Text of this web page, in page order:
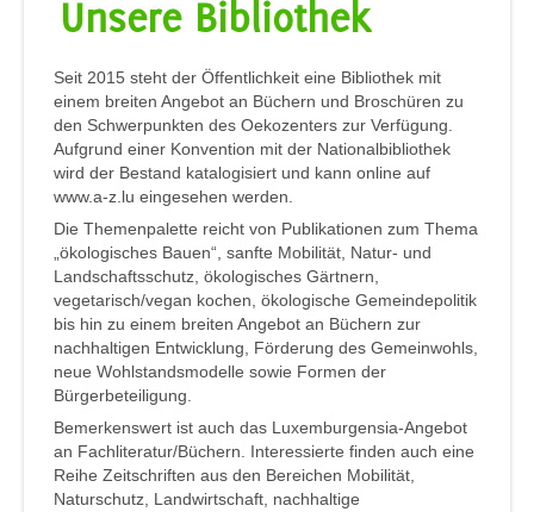
Unsere Bibliothek
Seit 2015 steht der Öffentlichkeit eine Bibliothek mit
einem breiten Angebot an Büchern und Broschüren zu
den Schwerpunkten des Oekozenters zur Verfügung.
Aufgrund einer Konvention mit der Nationalbibliothek
wird der Bestand katalogisiert und kann online auf
www.a-z.lu eingesehen werden.
Die Themenpalette reicht von Publikationen zum Thema
„ökologisches Bauen“, sanfte Mobilität, Natur- und
Landschaftsschutz, ökologisches Gärtnern,
vegetarisch/vegan kochen, ökologische Gemeindepolitik
bis hin zu einem breiten Angebot an Büchern zur
nachhaltigen Entwicklung, Förderung des Gemeinwohls,
neue Wohlstandsmodelle sowie Formen der
Bürgerbeteiligung.
Bemerkenswert ist auch das Luxemburgensia-Angebot
an Fachliteratur/Büchern. Interessierte finden auch eine
Reihe Zeitschriften aus den Bereichen Mobilität,
Naturschutz, Landwirtschaft, nachhaltige